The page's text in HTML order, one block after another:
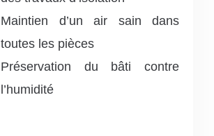
Maintien d’un air sain dans
toutes les pièces
Préservation du bâti contre
l’humidité